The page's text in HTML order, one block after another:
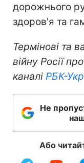
дорожнього
здоров'я та
Термінові та
війну Росії
каналі РБК-
Не
Або